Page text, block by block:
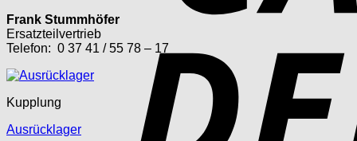
Frank Stummhöfer
Ersatzteilvertrieb
Telefon: 0 37 41 / 55 78 – 17
Kupplung
Ausrücklager